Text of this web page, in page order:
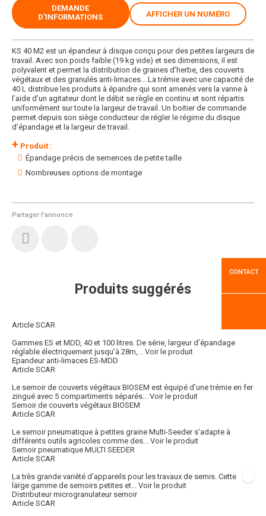
+ Produit :
Épandage précis de semences de petite taille
Nombreuses options de montage
Partager l'annonce
KS 40 M2 est un épandeur à disque conçu pour des petites largeurs de
travail. Avec son poids faible (19 kg vide) et ses dimensions, il est
polyvalent et permet la distribution de graines d’herbe, des couverts
végétaux et des granulés anti-limaces... La trémie avec une capacité de
40 L distribue les produits à épandre qui sont amenés vers la vanne à
l’aide d’un agitateur dont le débit se règle en continu et sont répartis
uniformément sur toute la largeur de travail. Un boitier de commande
permet depuis son siège conducteur de régler le régime du disque
d’épandage et la largeur de travail.
DEMANDE
D'INFORMATIONS
AFFICHER UN NUMÉRO
Produits suggérés
Article SCAR
Gammes ES et MDD, 40 et 100 litres. De série, largeur d’épandage
réglable électriquement jusqu’à 28m,... Voir le produit
Epandeur anti-limaces ES-MDD
Article SCAR
Le semoir de couverts végétaux BIOSEM est équipé d’une trémie en fer
zingué avec 5 compartiments séparés... Voir le produit
Semoir de couverts végétaux BIOSEM
Article SCAR
Le semoir pneumatique à petites graine Multi-Seeder s’adapte à
différents outils agricoles comme des... Voir le produit
Semoir pneumatique MULTI SEEDER
Article SCAR
La très grande variété d’appareils pour les travaux de semis. Cette
large gamme de semoirs petites et... Voir le produit
Distributeur microgranulateur semoir
Article SCAR
CONTACT